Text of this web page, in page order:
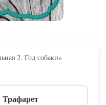
2. Год собаки»
Трафарет